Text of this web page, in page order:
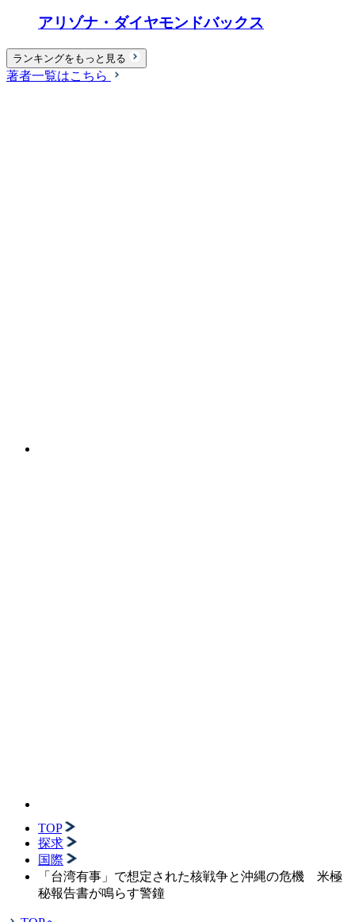
アリゾナ・ダイヤモンドバックス
ランキングをもっと見る
著者一覧はこちら
TOP
探求
国際
「台湾有事」で想定された核戦争と沖縄の危機 米極
秘報告書が鳴らす警鐘